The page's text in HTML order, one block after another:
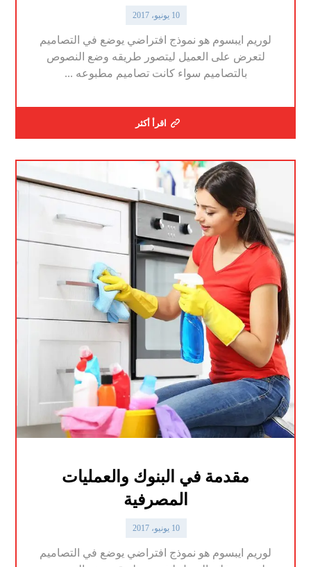
10 يونيو، 2017
لوريم ايبسوم هو نموذج افتراضي يوضع في التصاميم
لتعرض على العميل ليتصور طريقه وضع النصوص
بالتصاميم سواء كانت تصاميم مطبوعه ...
اقرأ أكثر
مقدمة في البنوك والعمليات
المصرفية
10 يونيو، 2017
لوريم ايبسوم هو نموذج افتراضي يوضع في التصاميم